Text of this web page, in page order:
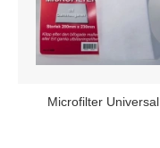
Microfilter Universal